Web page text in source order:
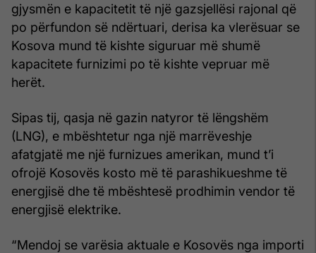
gjysmën e kapacitetit të një gazsjellësi rajonal që
po përfundon së ndërtuari, derisa ka vlerësuar se
Kosova mund të kishte siguruar më shumë
kapacitete furnizimi po të kishte vepruar më
herët.
Sipas tij, qasja në gazin natyror të lëngshëm
(LNG), e mbështetur nga një marrëveshje
afatgjatë me një furnizues amerikan, mund t’i
ofrojë Kosovës kosto më të parashikueshme të
energjisë dhe të mbështesë prodhimin vendor të
energjisë elektrike.
“Mendoj se varësia aktuale e Kosovës nga importi